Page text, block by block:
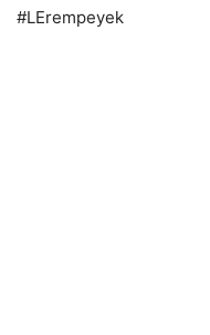
#LErempeyek